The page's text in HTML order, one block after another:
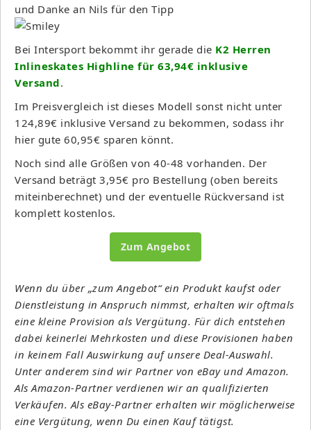
und Danke an Nils für den Tipp
Bei Intersport bekommt ihr gerade die K2 Herren
Inlineskates Highline für 63,94€ inklusive
Versand.
Im Preisvergleich ist dieses Modell sonst nicht unter
124,89€ inklusive Versand zu bekommen, sodass ihr
hier gute 60,95€ sparen könnt.
Noch sind alle Größen von 40-48 vorhanden. Der
Versand beträgt 3,95€ pro Bestellung (oben bereits
miteinberechnet) und der eventuelle Rückversand ist
komplett kostenlos.
Zum Angebot
Wenn du über „zum Angebot“ ein Produkt kaufst oder
Dienstleistung in Anspruch nimmst, erhalten wir oftmals
eine kleine Provision als Vergütung. Für dich entstehen
dabei keinerlei Mehrkosten und diese Provisionen haben
in keinem Fall Auswirkung auf unsere Deal-Auswahl.
Unter anderem sind wir Partner von eBay und Amazon.
Als Amazon-Partner verdienen wir an qualifizierten
Verkäufen. Als eBay-Partner erhalten wir möglicherweise
eine Vergütung, wenn Du einen Kauf tätigst.